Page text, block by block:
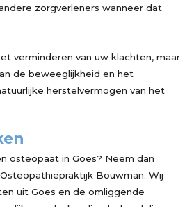
zorgverleners wanneer dat
verminderen van uw klachten, maar
de beweeglijkheid en het
herstelvermogen van het
osteopaat in Goes? Neem dan
Bouwman. Wij
uit Goes en de omliggende